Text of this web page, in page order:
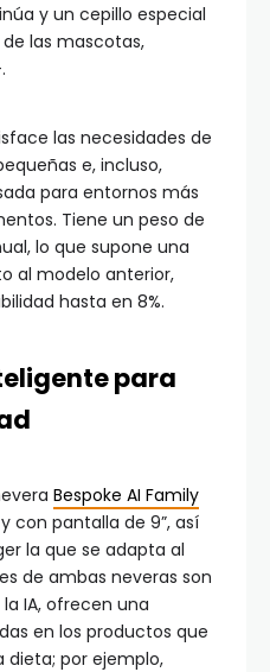
y un cepillo especial
las mascotas,
las necesidades de
e, incluso,
para entornos más
Tiene un peso de
lo que supone una
al modelo anterior,
hasta en 8%.
para
Bespoke AI Family
con pantalla de 9”, así
la que se adapta al
de ambas neveras son
IA, ofrecen una
en los productos que
dieta; por ejemplo,